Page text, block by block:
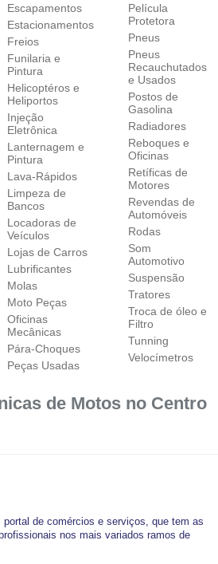
Escapamentos
Estacionamentos
Freios
Funilaria e
Pintura
Helicoptéros e
Heliportos
Injeção
Eletrônica
Lanternagem e
Pintura
Lava-Rápidos
Limpeza de
Bancos
Locadoras de
Veículos
Lojas de Carros
Lubrificantes
Molas
Moto Peças
Oficinas
Mecânicas
Pára-Choques
Peças Usadas
Película
Protetora
Pneus
Pneus
Recauchutados
e Usados
Postos de
Gasolina
Radiadores
Reboques e
Oficinas
Retíficas de
Motores
Revendas de
Automóveis
Rodas
Som
Automotivo
Suspensão
Tratores
Troca de óleo e
Filtro
Tunning
Velocímetros
de Motos no Centro
portal de comércios e serviços, que tem as
nos mais variados ramos de